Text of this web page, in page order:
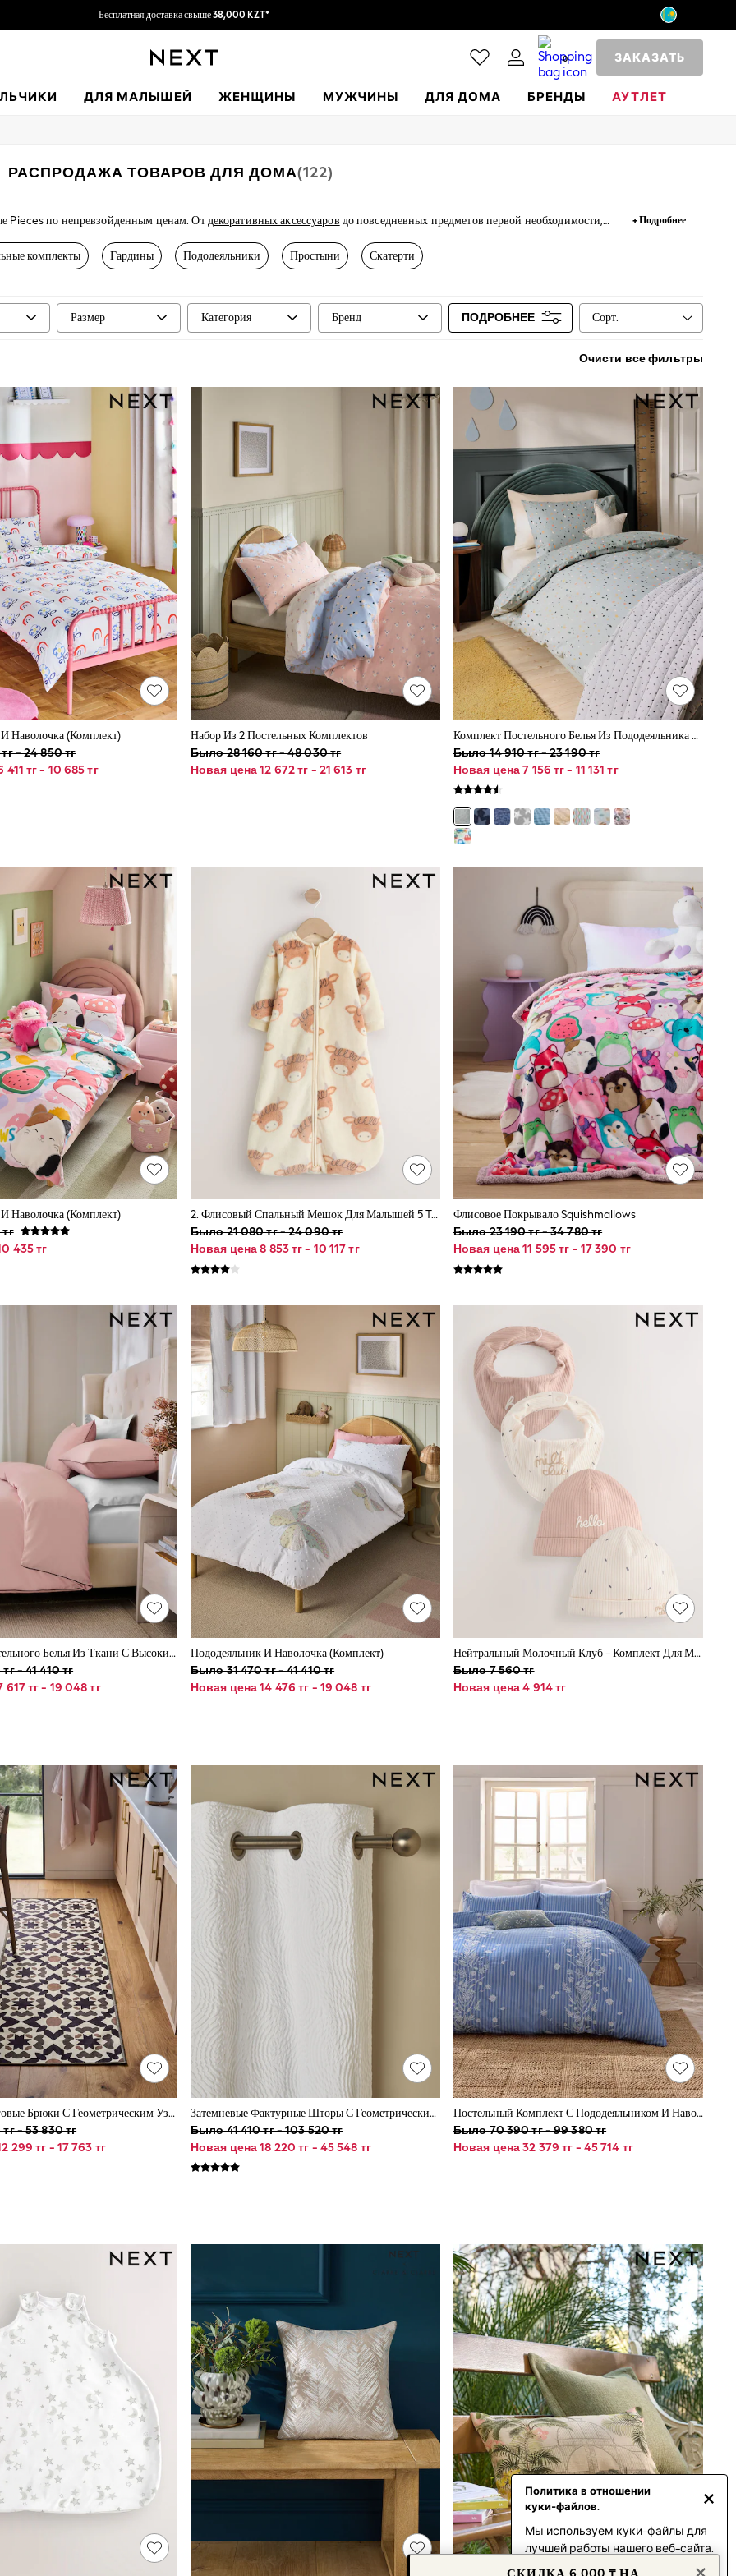
Бесплатная доставка свыше 38,000 KZT*
0 ЗАКАЗАТЬ
ДЛЯ МАЛЫШЕЙ ЖЕНЩИНЫ МУЖЧИНЫ ДЛЯ ДОМА БРЕНДЫ АУТЛЕТ
Политика в отношении
куки‑файлов.
Мы используем куки-файлы для
лучшей работы нашего веб-сайта.
Продолжая пользоваться
РАСПРОДАЖА ТОВАРОВ ДЛЯ ДОМА(122)
Pieces по непревзойденным ценам. Отдекоративных аксессуаров до повседневных предметов первой необходимости,
+ Подробнее
комплекты Гардины Пододеяльники Простыни Скатерти
Размер Категория Бренд ПОДРОБНЕЕ Сорт.
Очисти все фильтры
Наволочка (комплект)
- 24 850 тг
тг - 10 685 тг
Набор Из 2 Постельных Комплектов
Было 28 160 тг - 48 030 тг
Новая цена 12 672 тг - 21 613 тг
Комплект Постельного Белья Из Пододеяльника И Наволочки С Хлопковым Принтом
Было 14 910 тг - 23 190 тг
Новая цена 7 156 тг - 11 131 тг
Наволочка (комплект)
435 тг
2. Флисовый Спальный Мешок Для Малышей 5 TOG
Было 21 080 тг - 24 090 тг
Новая цена 8 853 тг - 10 117 тг
Флисовое Покрывало Squishmallows
Было 23 190 тг - 34 780 тг
Новая цена 11 595 тг - 17 390 тг
Комплект Постельного Белья Из Ткани С Высоким Содержанием Хлопка
- 41 410 тг
тг - 19 048 тг
Пододеяльник И Наволочка (комплект)
Было 31 470 тг - 41 410 тг
Новая цена 14 476 тг - 19 048 тг
Нейтральный Молочный Клуб - Комплект Для Малышей С Шапочкой И Слюнявчиком (0-12мес.)
Было 7 560 тг
Новая цена 4 914 тг
Моющиеся Беговые Брюки С Геометрическим Узором
- 53 830 тг
299 тг - 17 763 тг
Затемневые Фактурные Шторы С Геометрическим Узором И Люверсами
Было 41 410 тг - 103 520 тг
Новая цена 18 220 тг - 45 548 тг
Постельный Комплект С Пододеяльником И Наволочкой В Полоску С Цветочной Вышивкой 200TC
Было 70 390 тг - 99 380 тг
Новая цена 32 379 тг - 45 714 тг